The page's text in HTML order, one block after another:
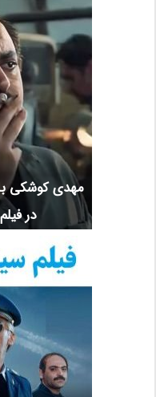
مهدی کوشکی
در